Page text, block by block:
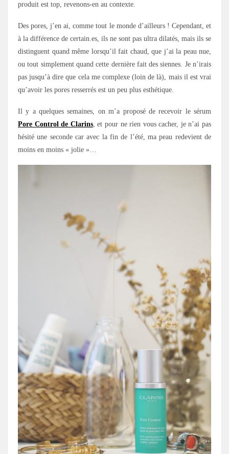
produit est top, revenons-en au contexte.
Des pores, j’en ai, comme tout le monde d’ailleurs ! Cependant, et
à la différence de certain.es, ils ne sont pas ultra dilatés, mais ils se
distinguent quand même lorsqu’il fait chaud, que j’ai la peau nue,
ou tout simplement quand cette dernière fait des siennes. Je n’irais
pas jusqu’à dire que cela me complexe (loin de là), mais il est vrai
qu’avoir les pores resserrés est un peu plus esthétique.
Il y a quelques semaines, on m’a proposé de recevoir le sérum
Pore Control de Clarins, et pour ne rien vous cacher, je n’ai pas
hésité une seconde car avec la fin de l’été, ma peau redevient de
moins en moins « jolie »…